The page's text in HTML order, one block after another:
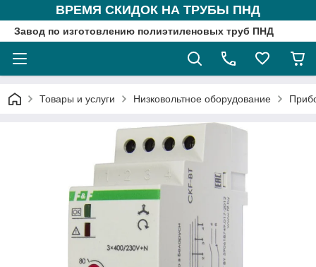
ВРЕМЯ СКИДОК НА ТРУБЫ ПНД
Завод по изготовлению полиэтиленовых труб ПНД
Товары и услуги Низковольтное оборудование